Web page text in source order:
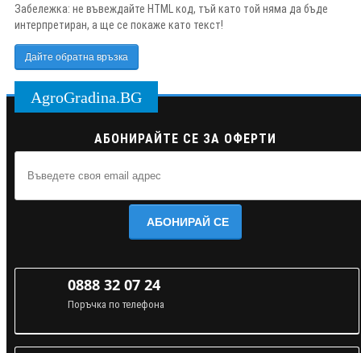
Забележка: не въвеждайте HTML код, тъй като той няма да бъде
интерпретиран, а ще се покаже като текст!
Дайте обратна връзка
AgroGradina.BG
АБОНИРАЙТЕ СЕ ЗА ОФЕРТИ
АБОНИРАЙ СЕ
0888 32 07 24
Поръчка по телефона